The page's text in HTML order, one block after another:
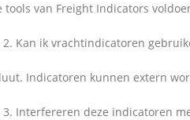
tools van Freight Indicators
Kan ik vrachtindicatoren
Indicatoren kunnen extern
Interfereren deze indicatoren